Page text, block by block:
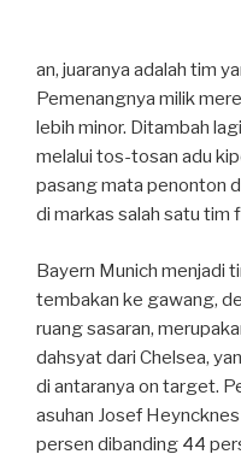
an, juaranya adalah tim
Pemenangnya milik
lebih minor. Ditambah
melalui tos-tosan adu
pasang mata penonton
di markas salah satu tim
Bayern Munich menjadi
tembakan ke gawang,
ruang sasaran,
dahsyat dari Chelsea,
di antaranya on target.
asuhan Josef
persen dibanding 44